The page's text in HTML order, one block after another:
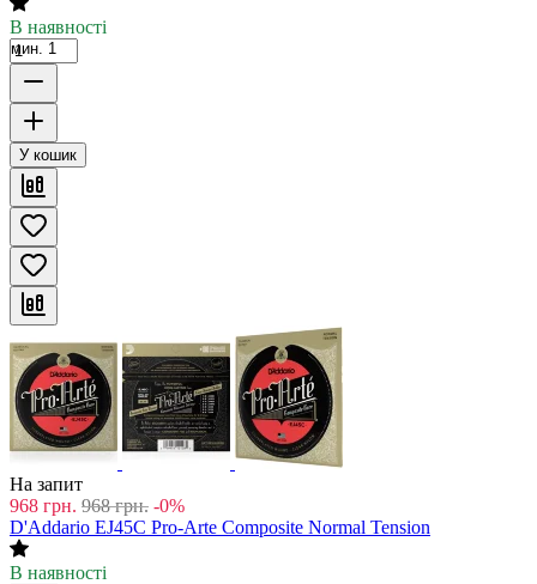
В наявності
мин. 1
У кошик
На запит
968 грн. 968 грн. -0%
D'Addario EJ45C Pro-Arte Composite Normal Tension
В наявності